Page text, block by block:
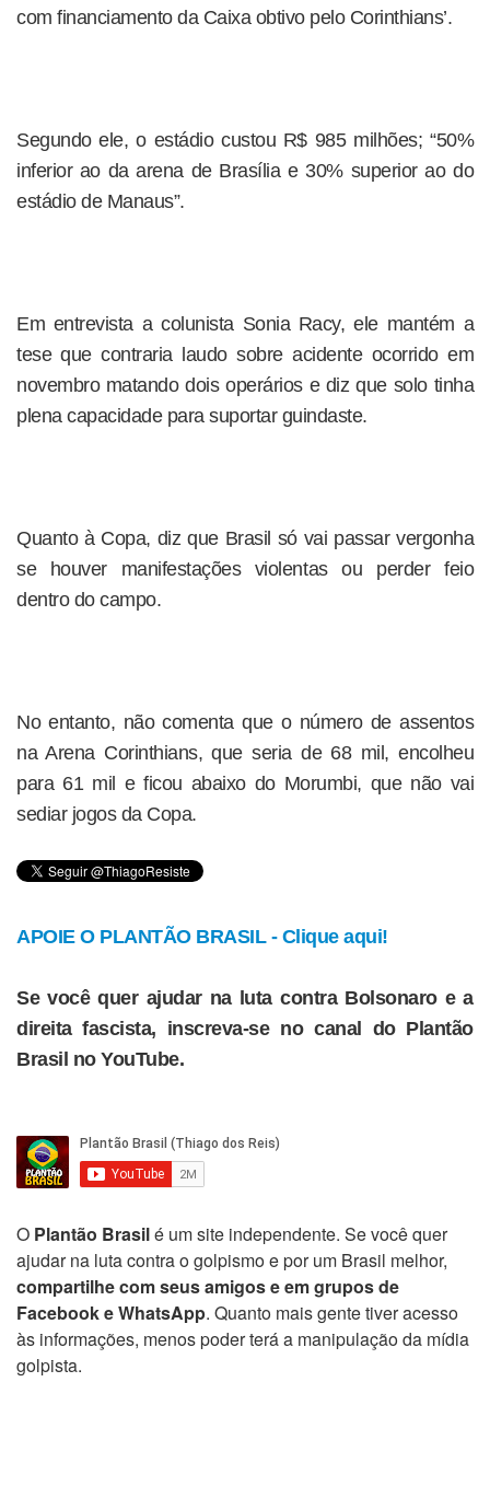
com financiamento da Caixa obtivo pelo Corinthians’.
Segundo ele, o estádio custou R$ 985 milhões; “50%
inferior ao da arena de Brasília e 30% superior ao do
estádio de Manaus”.
Em entrevista a colunista Sonia Racy, ele mantém a
tese que contraria laudo sobre acidente ocorrido em
novembro matando dois operários e diz que solo tinha
plena capacidade para suportar guindaste.
Quanto à Copa, diz que Brasil só vai passar vergonha
se houver manifestações violentas ou perder feio
dentro do campo.
No entanto, não comenta que o número de assentos
na Arena Corinthians, que seria de 68 mil, encolheu
para 61 mil e ficou abaixo do Morumbi, que não vai
sediar jogos da Copa.
APOIE O PLANTÃO BRASIL - Clique aqui!
Se você quer ajudar na luta contra Bolsonaro e a
direita fascista, inscreva-se no canal do Plantão
Brasil no YouTube.
O Plantão Brasilé um site independente. Se você quer
ajudar na luta contra o golpismo e por um Brasil melhor,
compartilhe com seus amigos e em grupos de
Facebook e WhatsApp. Quanto mais gente tiver acesso
às informações, menos poder terá a manipulação da mídia
golpista.